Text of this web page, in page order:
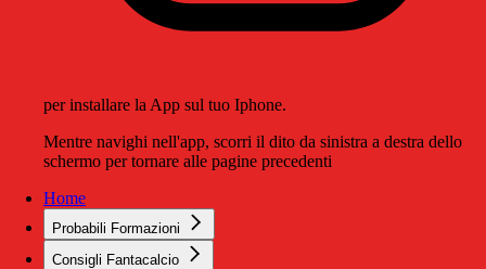
per installare la App sul tuo Iphone.
Mentre navighi nell'app, scorri il dito da sinistra a destra dello
schermo per tornare alle pagine precedenti
Home
Probabili Formazioni
Consigli Fantacalcio